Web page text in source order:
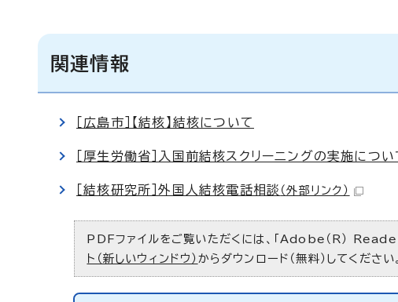
関連情報
［広島市］【結核】結核について
［厚生労働省］入国前結核スクリーニングの実施につい
［結核研究所］外国人結核電話相談 （外部リンク）
PDFファイルをご覧いただくには、「Adobe（R） Reader
ト（新しいウィンドウ） からダウンロード（無料）してください。